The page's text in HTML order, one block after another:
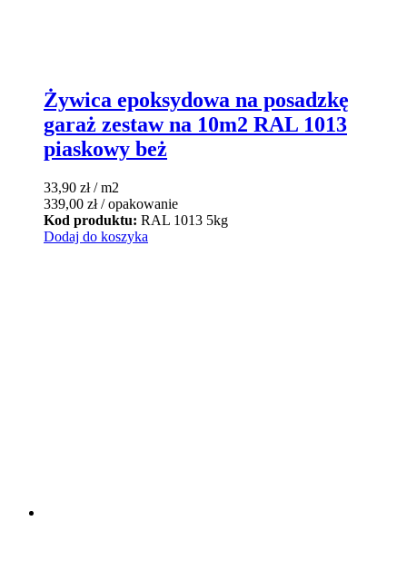
Żywica epoksydowa na posadzkę
garaż zestaw na 10m2 RAL 1013
piaskowy beż
33,90 zł/ m2
339,00 zł/ opakowanie
Kod produktu: RAL 1013 5kg
Dodaj do koszyka